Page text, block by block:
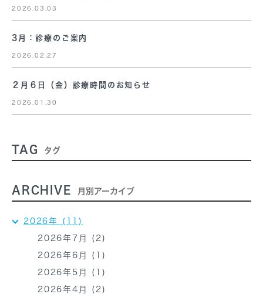
2026.03.03
3月：診療のご案内
2026.02.27
２月６日（金）診療時間のお知らせ
2026.01.30
TAG タグ
ARCHIVE 月別アーカイブ
2026年 (11)
2026年7月 (2)
2026年6月 (1)
2026年5月 (1)
2026年4月 (2)